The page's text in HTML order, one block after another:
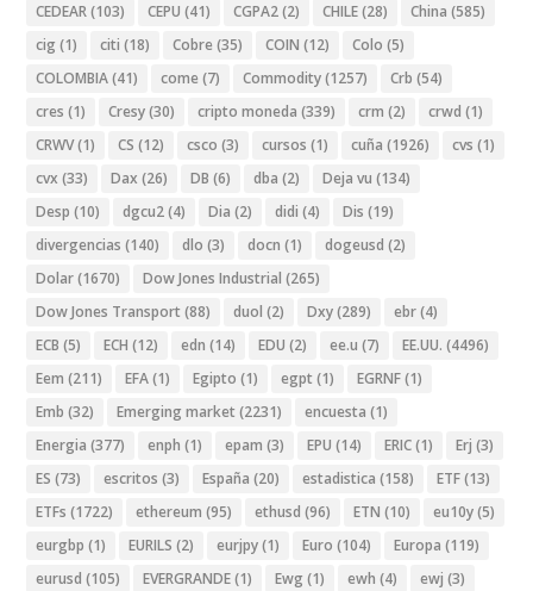
CEDEAR(103) CEPU (41) CGPA2(2) CHILE(28) China (585)
cig (1) citi (18) Cobre (35) COIN (12) Colo (5)
COLOMBIA(41) come (7) Commodity(1257) Crb (54)
cres (1) Cresy(30) cripto moneda (339) crm (2) crwd (1)
CRWV(1) CS (12) csco (3) cursos (1) cuña (1926) cvs (1)
cvx (33) Dax (26) DB (6) dba (2) Deja vu (134)
Desp (10) dgcu2(4) Dia (2) didi (4) Dis (19)
divergencias (140) dlo (3) docn (1) dogeusd (2)
Dolar(1670) Dow Jones Industrial (265)
Dow Jones Transport (88) duol (2) Dxy(289) ebr(4)
ECB (5) ECH (12) edn (14) EDU (2) ee.u (7) EE.UU. (4496)
Eem (211) EFA(1) Egipto (1) egpt (1) EGRNF(1)
Emb (32) Emerging market (2231) encuesta (1)
Energia (377) enph (1) epam (3) EPU (14) ERIC(1) Erj (3)
ES (73) escritos (3) España (20) estadistica (158) ETF(13)
ETFs (1722) ethereum (95) ethusd (96) ETN (10) eu10y(5)
eurgbp (1) EURILS (2) eurjpy(1) Euro (104) Europa (119)
eurusd (105) EVERGRANDE(1) Ewg (1) ewh (4) ewj (3)